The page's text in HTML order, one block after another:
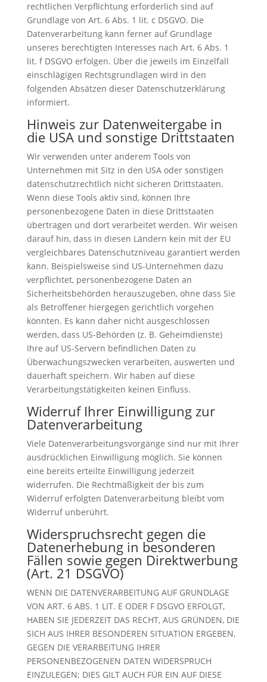
rechtlichen Verpflichtung erforderlich sind auf
Grundlage von Art. 6 Abs. 1 lit. c DSGVO. Die
Datenverarbeitung kann ferner auf Grundlage
unseres berechtigten Interesses nach Art. 6 Abs. 1
lit. f DSGVO erfolgen. Über die jeweils im Einzelfall
einschlägigen Rechtsgrundlagen wird in den
folgenden Absätzen dieser Datenschutzerklärung
informiert.
Hinweis zur Datenweitergabe in
die USA und sonstige Drittstaaten
Wir verwenden unter anderem Tools von
Unternehmen mit Sitz in den USA oder sonstigen
datenschutzrechtlich nicht sicheren Drittstaaten.
Wenn diese Tools aktiv sind, können Ihre
personenbezogene Daten in diese Drittstaaten
übertragen und dort verarbeitet werden. Wir weisen
darauf hin, dass in diesen Ländern kein mit der EU
vergleichbares Datenschutzniveau garantiert werden
kann. Beispielsweise sind US-Unternehmen dazu
verpflichtet, personenbezogene Daten an
Sicherheitsbehörden herauszugeben, ohne dass Sie
als Betroffener hiergegen gerichtlich vorgehen
könnten. Es kann daher nicht ausgeschlossen
werden, dass US-Behörden (z. B. Geheimdienste)
Ihre auf US-Servern befindlichen Daten zu
Überwachungszwecken verarbeiten, auswerten und
dauerhaft speichern. Wir haben auf diese
Verarbeitungstätigkeiten keinen Einfluss.
Widerruf Ihrer Einwilligung zur
Datenverarbeitung
Viele Datenverarbeitungsvorgänge sind nur mit Ihrer
ausdrücklichen Einwilligung möglich. Sie können
eine bereits erteilte Einwilligung jederzeit
widerrufen. Die Rechtmäßigkeit der bis zum
Widerruf erfolgten Datenverarbeitung bleibt vom
Widerruf unberührt.
Widerspruchsrecht gegen die
Datenerhebung in besonderen
Fällen sowie gegen Direktwerbung
(Art. 21 DSGVO)
WENN DIE DATENVERARBEITUNG AUF GRUNDLAGE
VON ART. 6 ABS. 1 LIT. E ODER F DSGVO ERFOLGT,
HABEN SIE JEDERZEIT DAS RECHT, AUS GRÜNDEN, DIE
SICH AUS IHRER BESONDEREN SITUATION ERGEBEN,
GEGEN DIE VERARBEITUNG IHRER
PERSONENBEZOGENEN DATEN WIDERSPRUCH
EINZULEGEN; DIES GILT AUCH FÜR EIN AUF DIESE